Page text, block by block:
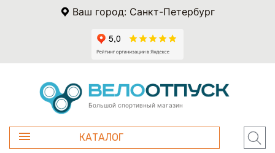
Ваш город: Санкт-Петербург
Большой спортивный магазин
КАТАЛОГ